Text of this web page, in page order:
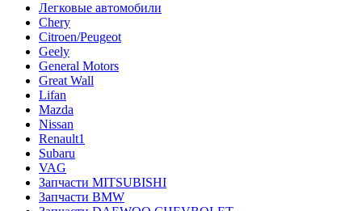
Легковые автомобили
Chery
Citroen/Peugeot
Geely
General Motors
Great Wall
Lifan
Mazda
Nissan
Renault1
Subaru
VAG
Запчасти MITSUBISHI
Запчасти BMW